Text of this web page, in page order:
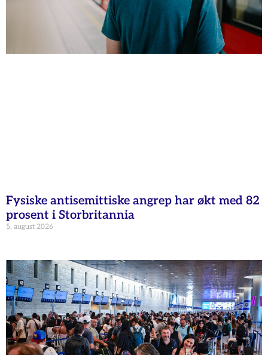
Fysiske antisemittiske angrep har økt med 82
prosent i Storbritannia
5. august 2026